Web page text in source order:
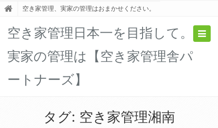
空き家管理、実家の管理はおまかせください。
空き家管理日本一を目指して。
実家の管理は【空き家管理舎パ
ートナーズ】
タグ: 空き家管理湘南